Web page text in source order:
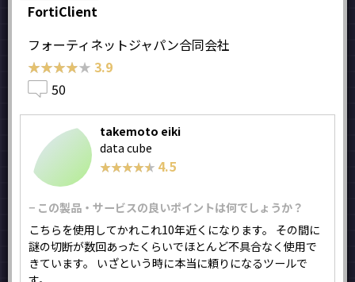
FortiClient
フォーティネットジャパン合同会社
★★★★★
★★★★★ 3.9
50
takemoto eiki
data cube
★★★★★
★★★★★ 4.5
− この製品・サービスの良いポイントは何でしょうか？
こちらを使用してかれこれ10年近くになります。 その間に
謎の切断が数回あったくらいでほとんど不具合なく使用で
きています。 いざという時に本当に頼りになるツールで